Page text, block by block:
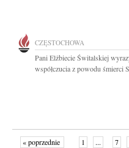
CZĘSTOCHOWA
Pani Elżbiecie Świtalskiej
współczucia z powodu śmierci
« poprzednie 1 ... 7